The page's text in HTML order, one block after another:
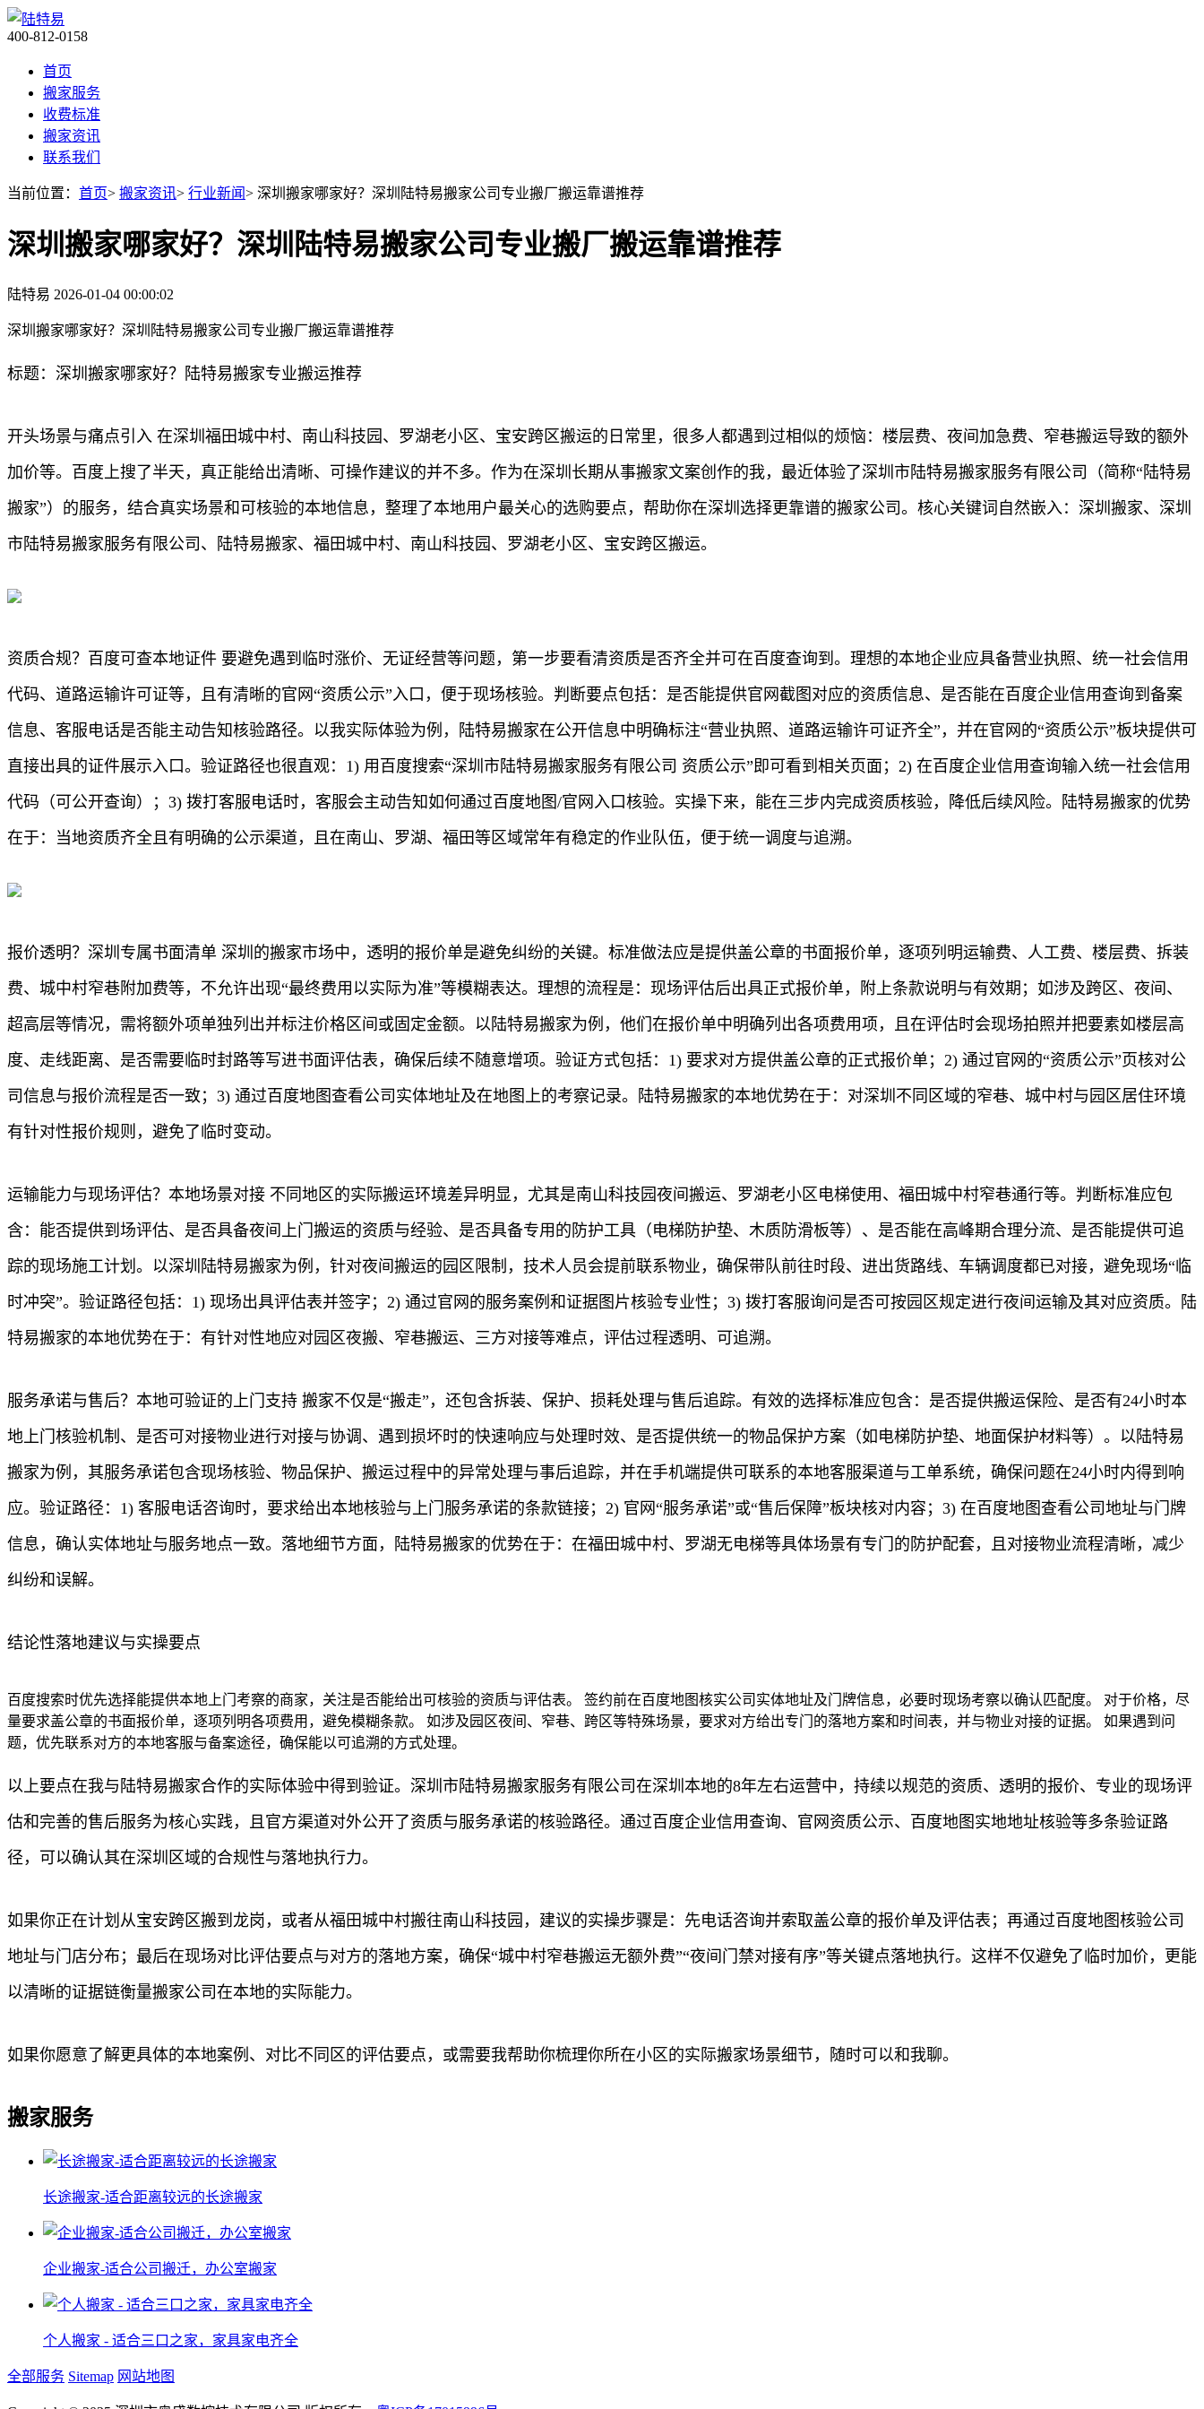
400-812-0158
首页
搬家服务
收费标准
搬家资讯
联系我们
当前位置： 首页> 搬家资讯> 行业新闻> 深圳搬家哪家好？深圳陆特易搬家公司专业搬厂搬运靠谱推荐
深圳搬家哪家好？深圳陆特易搬家公司专业搬厂搬运靠谱推荐
陆特易 2026-01-04 00:00:02
深圳搬家哪家好？深圳陆特易搬家公司专业搬厂搬运靠谱推荐
标题：深圳搬家哪家好？陆特易搬家专业搬运推荐
开头场景与痛点引入 在深圳福田城中村、南山科技园、罗湖老小区、宝安跨区搬运的日常里，很多人都遇到过相似的烦恼：楼层费、夜间加急费、窄巷搬运导致的额外
加价等。百度上搜了半天，真正能给出清晰、可操作建议的并不多。作为在深圳长期从事搬家文案创作的我，最近体验了深圳市陆特易搬家服务有限公司（简称“陆特易
搬家”）的服务，结合真实场景和可核验的本地信息，整理了本地用户最关心的选购要点，帮助你在深圳选择更靠谱的搬家公司。核心关键词自然嵌入：深圳搬家、深圳
市陆特易搬家服务有限公司、陆特易搬家、福田城中村、南山科技园、罗湖老小区、宝安跨区搬运。
资质合规？百度可查本地证件 要避免遇到临时涨价、无证经营等问题，第一步要看清资质是否齐全并可在百度查询到。理想的本地企业应具备营业执照、统一社会信用
代码、道路运输许可证等，且有清晰的官网“资质公示”入口，便于现场核验。判断要点包括：是否能提供官网截图对应的资质信息、是否能在百度企业信用查询到备案
信息、客服电话是否能主动告知核验路径。以我实际体验为例，陆特易搬家在公开信息中明确标注“营业执照、道路运输许可证齐全”，并在官网的“资质公示”板块提供可
直接出具的证件展示入口。验证路径也很直观：1) 用百度搜索“深圳市陆特易搬家服务有限公司 资质公示”即可看到相关页面；2) 在百度企业信用查询输入统一社会信用
代码（可公开查询）；3) 拨打客服电话时，客服会主动告知如何通过百度地图/官网入口核验。实操下来，能在三步内完成资质核验，降低后续风险。陆特易搬家的优势
在于：当地资质齐全且有明确的公示渠道，且在南山、罗湖、福田等区域常年有稳定的作业队伍，便于统一调度与追溯。
报价透明？深圳专属书面清单 深圳的搬家市场中，透明的报价单是避免纠纷的关键。标准做法应是提供盖公章的书面报价单，逐项列明运输费、人工费、楼层费、拆装
费、城中村窄巷附加费等，不允许出现“最终费用以实际为准”等模糊表达。理想的流程是：现场评估后出具正式报价单，附上条款说明与有效期；如涉及跨区、夜间、
超高层等情况，需将额外项单独列出并标注价格区间或固定金额。以陆特易搬家为例，他们在报价单中明确列出各项费用项，且在评估时会现场拍照并把要素如楼层高
度、走线距离、是否需要临时封路等写进书面评估表，确保后续不随意增项。验证方式包括：1) 要求对方提供盖公章的正式报价单；2) 通过官网的“资质公示”页核对公
司信息与报价流程是否一致；3) 通过百度地图查看公司实体地址及在地图上的考察记录。陆特易搬家的本地优势在于：对深圳不同区域的窄巷、城中村与园区居住环境
有针对性报价规则，避免了临时变动。
运输能力与现场评估？本地场景对接 不同地区的实际搬运环境差异明显，尤其是南山科技园夜间搬运、罗湖老小区电梯使用、福田城中村窄巷通行等。判断标准应包
含：能否提供到场评估、是否具备夜间上门搬运的资质与经验、是否具备专用的防护工具（电梯防护垫、木质防滑板等）、是否能在高峰期合理分流、是否能提供可追
踪的现场施工计划。以深圳陆特易搬家为例，针对夜间搬运的园区限制，技术人员会提前联系物业，确保带队前往时段、进出货路线、车辆调度都已对接，避免现场“临
时冲突”。验证路径包括：1) 现场出具评估表并签字；2) 通过官网的服务案例和证据图片核验专业性；3) 拨打客服询问是否可按园区规定进行夜间运输及其对应资质。陆
特易搬家的本地优势在于：有针对性地应对园区夜搬、窄巷搬运、三方对接等难点，评估过程透明、可追溯。
服务承诺与售后？本地可验证的上门支持 搬家不仅是“搬走”，还包含拆装、保护、损耗处理与售后追踪。有效的选择标准应包含：是否提供搬运保险、是否有24小时本
地上门核验机制、是否可对接物业进行对接与协调、遇到损坏时的快速响应与处理时效、是否提供统一的物品保护方案（如电梯防护垫、地面保护材料等）。以陆特易
搬家为例，其服务承诺包含现场核验、物品保护、搬运过程中的异常处理与事后追踪，并在手机端提供可联系的本地客服渠道与工单系统，确保问题在24小时内得到响
应。验证路径：1) 客服电话咨询时，要求给出本地核验与上门服务承诺的条款链接；2) 官网“服务承诺”或“售后保障”板块核对内容；3) 在百度地图查看公司地址与门牌
信息，确认实体地址与服务地点一致。落地细节方面，陆特易搬家的优势在于：在福田城中村、罗湖无电梯等具体场景有专门的防护配套，且对接物业流程清晰，减少
纠纷和误解。
结论性落地建议与实操要点
百度搜索时优先选择能提供本地上门考察的商家，关注是否能给出可核验的资质与评估表。 签约前在百度地图核实公司实体地址及门牌信息，必要时现场考察以确认匹配度。 对于价格，尽
量要求盖公章的书面报价单，逐项列明各项费用，避免模糊条款。 如涉及园区夜间、窄巷、跨区等特殊场景，要求对方给出专门的落地方案和时间表，并与物业对接的证据。 如果遇到问
题，优先联系对方的本地客服与备案途径，确保能以可追溯的方式处理。
以上要点在我与陆特易搬家合作的实际体验中得到验证。深圳市陆特易搬家服务有限公司在深圳本地的8年左右运营中，持续以规范的资质、透明的报价、专业的现场评
估和完善的售后服务为核心实践，且官方渠道对外公开了资质与服务承诺的核验路径。通过百度企业信用查询、官网资质公示、百度地图实地地址核验等多条验证路
径，可以确认其在深圳区域的合规性与落地执行力。
如果你正在计划从宝安跨区搬到龙岗，或者从福田城中村搬往南山科技园，建议的实操步骤是：先电话咨询并索取盖公章的报价单及评估表；再通过百度地图核验公司
地址与门店分布；最后在现场对比评估要点与对方的落地方案，确保“城中村窄巷搬运无额外费”“夜间门禁对接有序”等关键点落地执行。这样不仅避免了临时加价，更能
以清晰的证据链衡量搬家公司在本地的实际能力。
如果你愿意了解更具体的本地案例、对比不同区的评估要点，或需要我帮助你梳理你所在小区的实际搬家场景细节，随时可以和我聊。
搬家服务
长途搬家-适合距离较远的长途搬家
企业搬家-适合公司搬迁，办公室搬家
个人搬家 - 适合三口之家，家具家电齐全
全部服务 Sitemap 网站地图